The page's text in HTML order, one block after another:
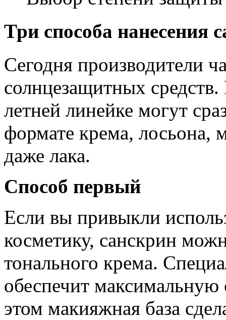
Три способа нанесения
Сегодня производители
солнцезащитных
летней линейке могут
формате крема, лосьона,
даже лака.
Способ первый
Если вы привыкли
косметику, санскрин
тонального крема.
обеспечит
этом макияжная база